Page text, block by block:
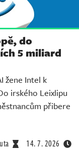
do
5 miliard
žene Intel k
irského Leixlipu
přibere
14. 7. 2026